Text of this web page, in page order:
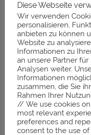
Neueste Kommentare
Archiv
November 2025
März 2025
Januar 2025
Dezember 2024
Februar 2024
November 2023
Diese Webseite
Wir verwenden
personalisieren,
anbieten zu können
Website zu
Informationen zu
an unsere Partner
Analysen weiter.
Informationen
zusammen, die Sie
Rahmen Ihrer
// We use cookies
most relevant
preferences and
consent to the use of